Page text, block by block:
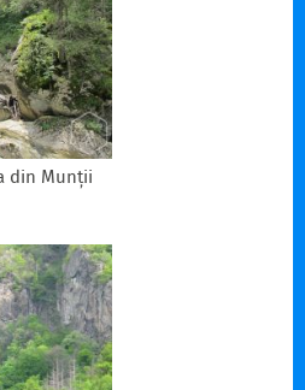
din Munții